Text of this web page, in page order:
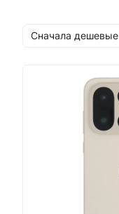
Сначала дешевые